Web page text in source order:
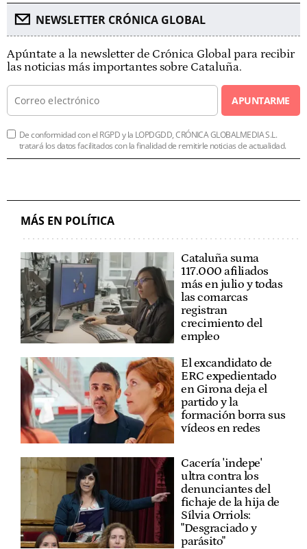
NEWSLETTER CRÓNICA GLOBAL
Apúntate a la newsletter de Crónica Global para recibir
las noticias más importantes sobre Cataluña.
APUNTARME
De conformidad con el RGPD y la LOPDGDD, CRÓNICA GLOBALMEDIA S.L.
tratará los datos facilitados con la finalidad de remitirle noticias de actualidad.
MÁS EN POLÍTICA
Cataluña suma
117.000 afiliados
más en julio y todas
las comarcas
registran
crecimiento del
empleo
El excandidato de
ERC expedientado
en Girona deja el
partido y la
formación borra sus
vídeos en redes
Cacería 'indepe'
ultra contra los
denunciantes del
fichaje de la hija de
Sílvia Orriols:
"Desgraciado y
parásito"